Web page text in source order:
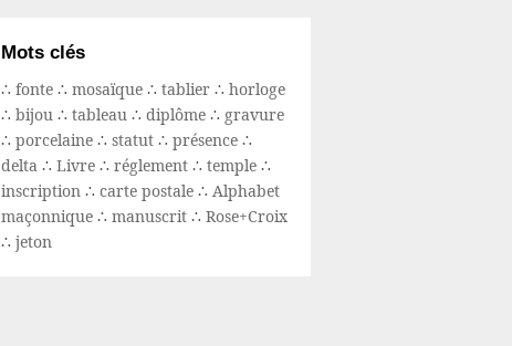
Mots clés
∴ fonte ∴ mosaïque ∴ tablier ∴ horloge
∴ bijou ∴ tableau ∴ diplôme ∴ gravure
∴ porcelaine ∴ statut ∴ présence ∴
delta ∴ Livre ∴ réglement ∴ temple ∴
inscription ∴ carte postale ∴ Alphabet
maçonnique ∴ manuscrit ∴ Rose+Croix
∴ jeton